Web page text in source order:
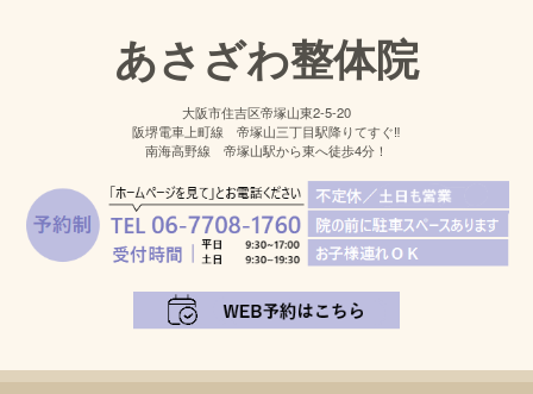
あさざわ整体院
大阪市住吉区帝塚山東2-5-20
阪堺電車上町線 帝塚山三丁目駅降りてすぐ‼
南海高野線 帝塚山駅から東へ徒歩4分！